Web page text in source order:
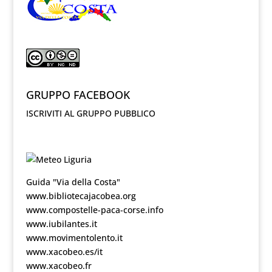
GRUPPO FACEBOOK
ISCRIVITI AL GRUPPO PUBBLICO
Guida "Via della Costa"
www.bibliotecajacobea.org
www.compostelle-paca-corse.info
www.iubilantes.it
www.movimentolento.it
www.xacobeo.es/it
www.xacobeo.fr